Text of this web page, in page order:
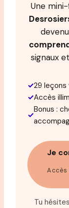
Une
signaux
✓29 leçons
✓Accès
✓
Bonus :
Je
Accès
Tu